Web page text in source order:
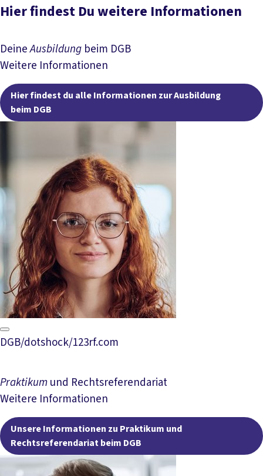
Hier findest Du weitere Informationen
DeineAusbildung beim DGB
Weitere Informationen
Hier findest du alle Informationen zur Ausbildung
beim DGB
DGB/dotshock/123rf.com
Praktikumund Rechts­referendariat
Weitere Informationen
Unsere Informationen zu Praktikum und
Rechtsreferendariat beim DGB